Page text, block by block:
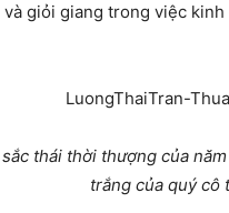
giỏi giang trong việc
thái thời thượng của
trắng của quý cô